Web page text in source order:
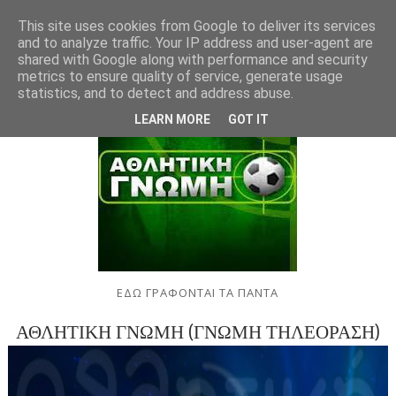
ΕΔΩ ΓΡΑΦΟΝΤΑΙ ΤΑ ΠΑΝΤΑ
ΑΘΛΗΤΙΚΗ ΓΝΩΜΗ (ΓΝΩΜΗ ΤΗΛΕΟΡΑΣΗ)
This site uses cookies from Google to deliver its services
and to analyze traffic. Your IP address and user-agent are
shared with Google along with performance and security
metrics to ensure quality of service, generate usage
statistics, and to detect and address abuse.
LEARN MORE GOT IT